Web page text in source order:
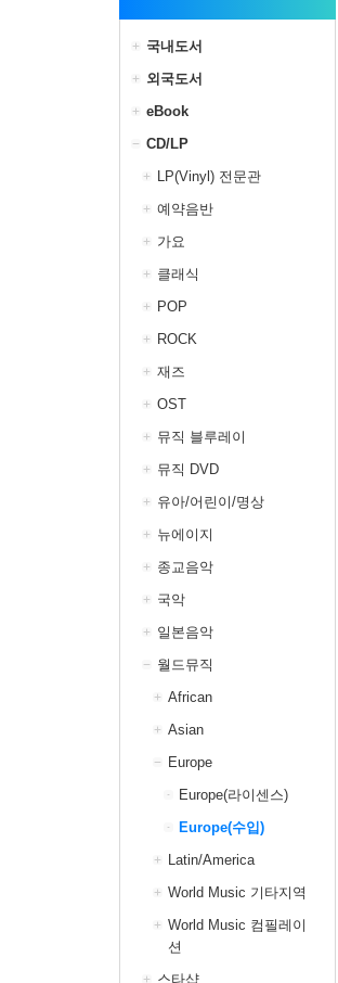
국내도서
외국도서
eBook
CD/LP
LP(Vinyl) 전문관
예약음반
가요
클래식
POP
ROCK
재즈
OST
뮤직 블루레이
뮤직 DVD
유아/어린이/명상
뉴에이지
종교음악
국악
일본음악
월드뮤직
African
Asian
Europe
Europe(라이센스)
Europe(수입)
Latin/America
World Music 기타지역
World Music 컴필레이
션
스타샵